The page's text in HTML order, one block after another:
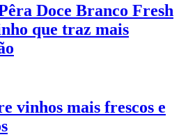
Doce Branco Fresh
que traz mais
vinhos mais frescos e